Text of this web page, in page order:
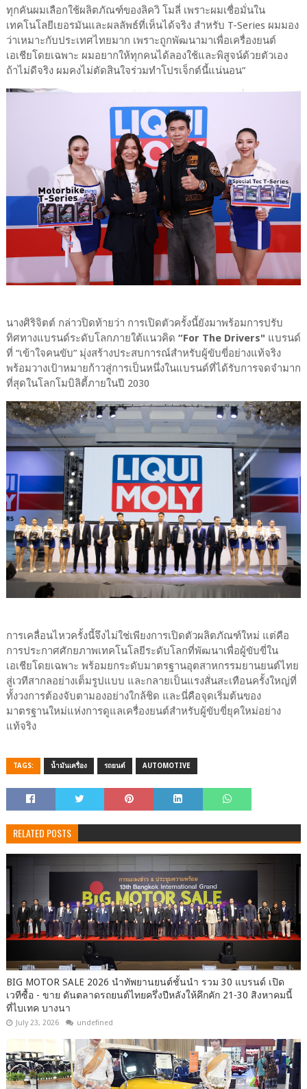
ทุกคันผมเลือกใช้ผลิตภัณฑ์ของลิควิ โมลี่ เพราะผมเชื่อมั่นใน
เทคโนโลยีเยอรมันและผลลัพธ์ที่เห็นได้จริง สำหรับ T-Series ผมมอง
ว่าเหมาะกับประเทศไทยมาก เพราะถูกพัฒนามาเพื่อเครื่องยนต์
เอเชียโดยเฉพาะ ผมอยากให้ทุกคนได้ลองใช้และพิสูจน์ด้วยตัวเอง
ถ้าไม่ดีจริง ผมคงไม่ตัดสินใจร่วมทำโปรเจ็กต์นี้แน่นอน”
นางศิริจิตต์ กล่าวปิดท้ายว่า การเปิดตัวครั้งนี้ยังมาพร้อมการปรับ
ทิศทางแบรนด์ระดับโลกภายใต้แนวคิด “For The Drivers" แบรนด์
ที่ “เข้าใจคนขับ” มุ่งสร้างประสบการณ์สำหรับผู้ขับขี่อย่างแท้จริง
พร้อมวางเป้าหมายก้าวสู่การเป็นหนึ่งในแบรนด์ที่ได้รับการจดจำมาก
ที่สุดในโลกโมบิลิตี้ภายในปี 2030
การเคลื่อนไหวครั้งนี้จึงไม่ใช่เพียงการเปิดตัวผลิตภัณฑ์ใหม่ แต่คือ
การประกาศศักยภาพเทคโนโลยีระดับโลกที่พัฒนาเพื่อผู้ขับขี่ใน
เอเชียโดยเฉพาะ พร้อมยกระดับมาตรฐานอุตสาหกรรมยานยนต์ไทย
สู่เวทีสากลอย่างเต็มรูปแบบ และกลายเป็นแรงสั่นสะเทือนครั้งใหญ่ที่
ทั้งวงการต้องจับตามองอย่างใกล้ชิด และนี่คือจุดเริ่มต้นของ
มาตรฐานใหม่แห่งการดูแลเครื่องยนต์สำหรับผู้ขับขี่ยุคใหม่อย่าง
แท้จริง
TAGS: น้ำมันเครื่อง รถยนต์ AUTOMOTIVE
RELATED POSTS
BIG MOTOR SALE 2026 นำทัพยานยนต์ชั้นนำ รวม 30 แบรนด์ เปิด
เวทีซื้อ - ขาย ดันตลาดรถยนต์ไทยครึ่งปีหลังให้คึกคัก 21-30 สิงหาคมนี้
ที่ไบเทค บางนา
July 23, 2026 undefined